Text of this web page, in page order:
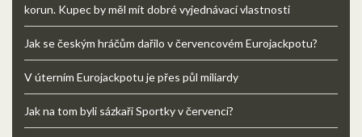
korun. Kupec by měl mít dobré vyjednávací vlastnosti
Jak se českým hráčům dařilo v červencovém Eurojackpotu?
V úterním Eurojackpotu je přes půl miliardy
Jak na tom byli sázkaři Sportky v červenci?